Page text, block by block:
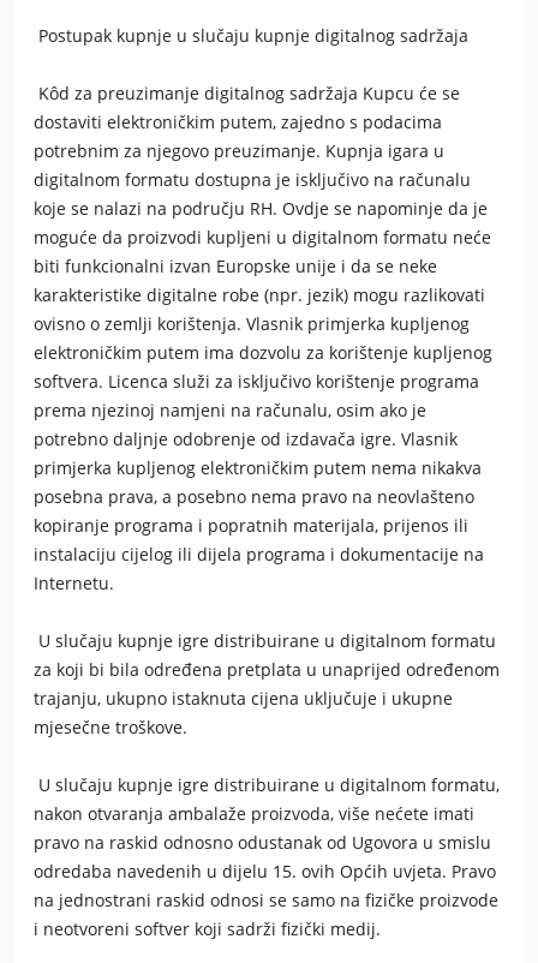
Postupak kupnje u slučaju kupnje digitalnog sadržaja
Kôd za preuzimanje digitalnog sadržaja Kupcu će se
dostaviti elektroničkim putem, zajedno s podacima
potrebnim za njegovo preuzimanje. Kupnja igara u
digitalnom formatu dostupna je isključivo na računalu
koje se nalazi na području RH. Ovdje se napominje da je
moguće da proizvodi kupljeni u digitalnom formatu neće
biti funkcionalni izvan Europske unije i da se neke
karakteristike digitalne robe (npr. jezik) mogu razlikovati
ovisno o zemlji korištenja. Vlasnik primjerka kupljenog
elektroničkim putem ima dozvolu za korištenje kupljenog
softvera. Licenca služi za isključivo korištenje programa
prema njezinoj namjeni na računalu, osim ako je
potrebno daljnje odobrenje od izdavača igre. Vlasnik
primjerka kupljenog elektroničkim putem nema nikakva
posebna prava, a posebno nema pravo na neovlašteno
kopiranje programa i popratnih materijala, prijenos ili
instalaciju cijelog ili dijela programa i dokumentacije na
Internetu.
U slučaju kupnje igre distribuirane u digitalnom formatu
za koji bi bila određena pretplata u unaprijed određenom
trajanju, ukupno istaknuta cijena uključuje i ukupne
mjesečne troškove.
U slučaju kupnje igre distribuirane u digitalnom formatu,
nakon otvaranja ambalaže proizvoda, više nećete imati
pravo na raskid odnosno odustanak od Ugovora u smislu
odredaba navedenih u dijelu 15. ovih Općih uvjeta. Pravo
na jednostrani raskid odnosi se samo na fizičke proizvode
i neotvoreni softver koji sadrži fizički medij.